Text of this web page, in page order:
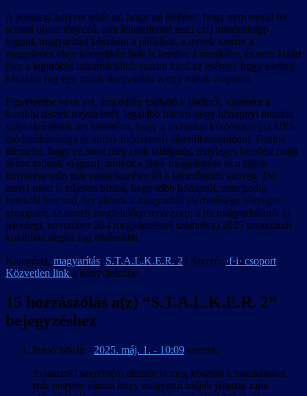
A jelenlegi helyzet tehát az, hogy mi (feltéve, hogy nem merül fel
semmi olyan tényező, ami lehetetlenné teszi ezt) mindenképp
fogunk magyarítást készíteni a játékhoz, a tervek szerint a
megjelenés ideje környékén bele is kezdve a munkába, és nem kizárt
(bár a legutóbbi információink szerint kicsi az esélye), hogy esetleg
készülni fog egy másik magyarítás is egy másik csapattól.
Figyelembe véve azt, ami eddig tudható a játékról, valamint a
korábbi részek terjedelmét, legalább három-négy hónapnyi munkát
valószínűsítünk azt követően, hogy a technikai kérdéseket (az UE5
módosíthatósága és annak módszerei) sikerült megoldani. Fontos
kiemelni, hogy ez most még csak találgatás, tényleges becslést majd
akkor tudunk végezni, amikor a játék megjelenése és a fájlok
kinyerése után már rendelkezésre áll a lefordítandó szöveg. De
annyi most is teljesen biztos, hogy több hónapról, nem pedig
hetekről lesz szó, így akinek a magyarítás elérhetősége lényeges
szempont, az ennek megfelelően tervezzen; a mi magyarításunk (a
jelenlegi, november 20-i megjelenéssel számolva) 2025 tavaszánál
korábban aligha fog elkészülni.
Kategória: magyarítás, S.T.A.L.K.E.R. 2 | Szerző: ·f·i· csoport |
Közvetlen link a könyvjelzőbe.
15 hozzászólás a(z) “S.T.A.L.K.E.R. 2”
bejegyzéshez
Izsoó István - 2025. máj. 1. - 10:09 szerint:
Sziasztok! szeretném elöször is meg köszöni a munkátokat,
már nagyon várom hogy magyarul tudjak játaszni rajta